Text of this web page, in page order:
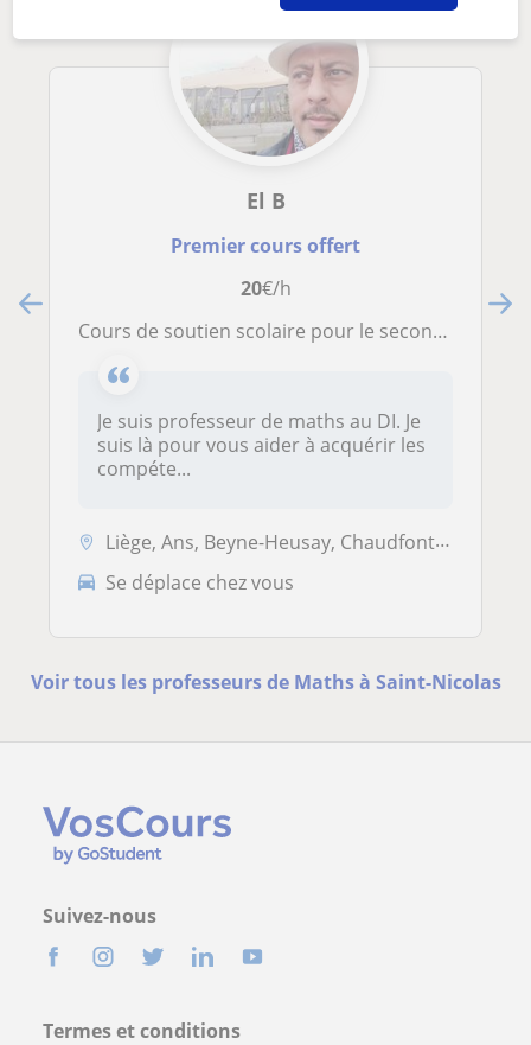
El B
Premier cours offert
20€/h
Cours de soutien scolaire pour le secondaire inférieur
Je suis professeur de maths au DI. Je
suis là pour vous aider à acquérir les
compéte...
Liège, Ans, Beyne-Heusay, Chaudfontaine, Fléron, Grâce-Hollogne, Herst...
Se déplace chez vous
Voir tous les professeurs de Maths à Saint-Nicolas
Suivez-nous
Termes et conditions